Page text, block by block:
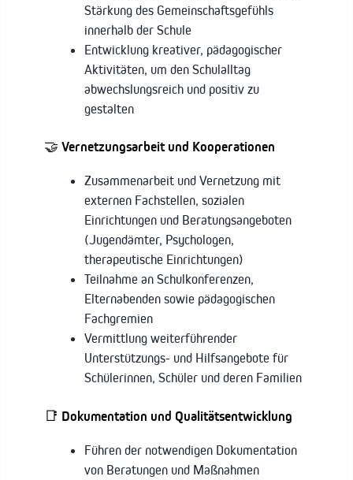
Stärkung des Gemeinschaftsgefühls
innerhalb der Schule
Entwicklung kreativer, pädagogischer
Aktivitäten, um den Schulalltag
abwechslungsreich und positiv zu
gestalten
🤝 Vernetzungsarbeit und Kooperationen
Zusammenarbeit und Vernetzung mit
externen Fachstellen, sozialen
Einrichtungen und Beratungsangeboten
(Jugendämter, Psychologen,
therapeutische Einrichtungen)
Teilnahme an Schulkonferenzen,
Elternabenden sowie pädagogischen
Fachgremien
Vermittlung weiterführender
Unterstützungs- und Hilfsangebote für
Schülerinnen, Schüler und deren Familien
📑 Dokumentation und Qualitätsentwicklung
Führen der notwendigen Dokumentation
von Beratungen und Maßnahmen